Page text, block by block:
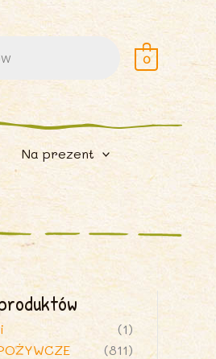
0
Na prezent
(1)
(811)